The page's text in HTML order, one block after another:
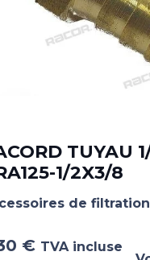
TUYAU
1/2X3/8
de filtration
€ TVA incluse